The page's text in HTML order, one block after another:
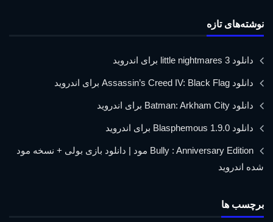
نوشته‌های تازه
دانلود little nightmares 3 برای اندروید
دانلود Assassin’s Creed IV: Black Flag برای اندروید
دانلود Batman: Arkham City برای اندروید
دانلود Blasphemous 1.9.0 برای اندروید
Bully : Anniversary Edition مود | دانلود بازی بولی + نسخه مود
شده اندروید
برچسب ها